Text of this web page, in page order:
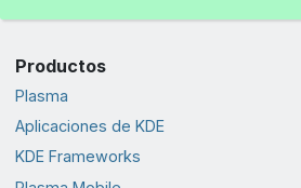
Productos
Plasma
Aplicaciones de KDE
KDE Frameworks